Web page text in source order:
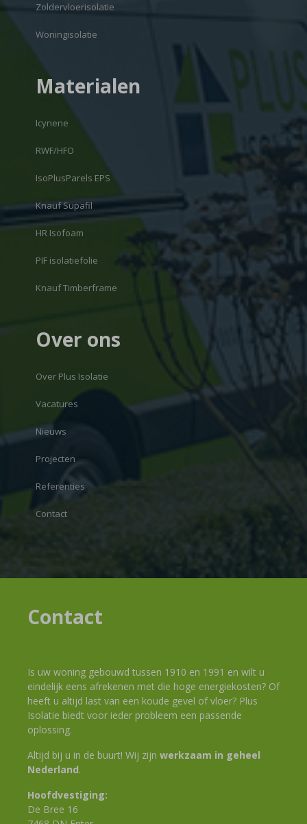
Zoldervloerisolatie
Woningisolatie
Materialen
Icynene
RWF/HFO
IsoPlusParels EPS
Knauf Supafil
HR Isofoam
PIF isolatiefolie
Knauf Timberframe
Over ons
Over Plus Isolatie
Vacatures
Nieuws
Projecten
Referenties
Contact
Contact
Is uw woning gebouwd tussen 1910 en 1991 en wilt u
eindelijk eens afrekenen met die hoge energiekosten? Of
heeft u altijd last van een koude gevel of vloer? Plus
Isolatie biedt voor ieder probleem een passende
oplossing.
Altijd bij u in de buurt! Wij zijn werkzaam in geheel
Nederland.
Hoofdvestiging:
De Bree 16